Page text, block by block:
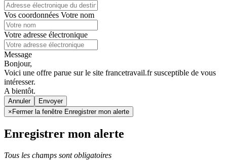
Vos coordonnées Votre nom
Votre adresse électronique
Message
Bonjour,
Voici une offre parue sur le site francetravail.fr susceptible de vous
intéresser.
A bientôt.
Annuler
× Fermer la fenêtre Enregistrer mon alerte
Enregistrer mon alerte
Tous les champs sont obligatoires